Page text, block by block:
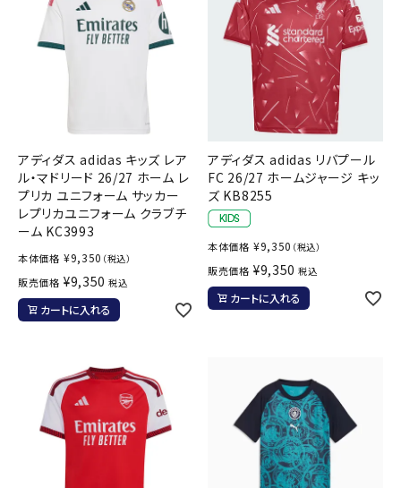
SALE品はこちら
INFORMATIOM
メルマガ登録
特定商取引法
プライバシーポリシー
アディダス adidas キッズ レア
ル・マドリード 26/27 ホーム レ
プリカ ユニフォーム サッカー
レプリカユニフォーム クラブチ
ーム KC3993
本体価格 ¥9,350 （税込）
販売価格 ¥9,350 税込
カートに入れる
アディダス adidas リバプール
FC 26/27 ホームジャージ キッ
ズ KB8255
本体価格 ¥9,350 （税込）
販売価格 ¥9,350 税込
カートに入れる